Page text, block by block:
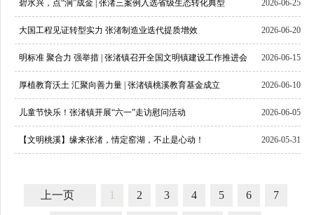
碧水兴，点“涧”成金 | 张渚三案例入选省级生态转化典型 2026-06-25
大国工程见证转型实力 张渚制造业迭代提质增效 2026-06-20
明标准 聚合力 强举措 | 张渚镇召开全国文明镇建设工作推进会 2026-06-15
厚植教育沃土 汇聚向善力量 | 张渚镇桃溪教育基金成立 2026-06-10
儿童节快乐！张渚镇开展“六一”走访慰问活动 2026-06-05
【文明桃溪】缘来张渚，情定窑湖，不止是心动！ 2026-05-31
上一页 1 2 3 4 5 6 7